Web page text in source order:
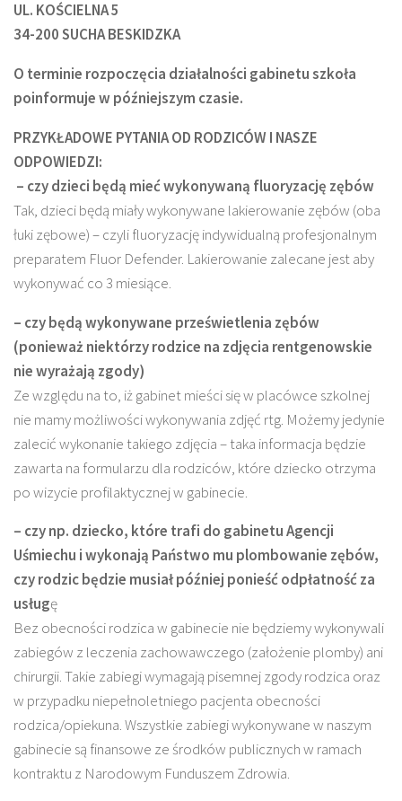
UL. KOŚCIELNA 5
34-200 SUCHA BESKIDZKA
O terminie rozpoczęcia działalności gabinetu szkoła
poinformuje w późniejszym czasie.
PRZYKŁADOWE PYTANIA OD RODZICÓW I NASZE
ODPOWIEDZI:
– czy dzieci będą mieć wykonywaną fluoryzację zębów
Tak, dzieci będą miały wykonywane lakierowanie zębów (oba
łuki zębowe) – czyli fluoryzację indywidualną profesjonalnym
preparatem Fluor Defender. Lakierowanie zalecane jest aby
wykonywać co 3 miesiące.
– czy będą wykonywane prześwietlenia zębów
(ponieważ niektórzy rodzice na zdjęcia rentgenowskie
nie wyrażają zgody)
Ze względu na to, iż gabinet mieści się w placówce szkolnej
nie mamy możliwości wykonywania zdjęć rtg. Możemy jedynie
zalecić wykonanie takiego zdjęcia – taka informacja będzie
zawarta na formularzu dla rodziców, które dziecko otrzyma
po wizycie profilaktycznej w gabinecie.
– czy np. dziecko, które trafi do gabinetu Agencji
Uśmiechu i wykonają Państwo mu plombowanie zębów,
czy rodzic będzie musiał później ponieść odpłatność za
usługę
Bez obecności rodzica w gabinecie nie będziemy wykonywali
zabiegów z leczenia zachowawczego (założenie plomby) ani
chirurgii. Takie zabiegi wymagają pisemnej zgody rodzica oraz
w przypadku niepełnoletniego pacjenta obecności
rodzica/opiekuna. Wszystkie zabiegi wykonywane w naszym
gabinecie są finansowe ze środków publicznych w ramach
kontraktu z Narodowym Funduszem Zdrowia.